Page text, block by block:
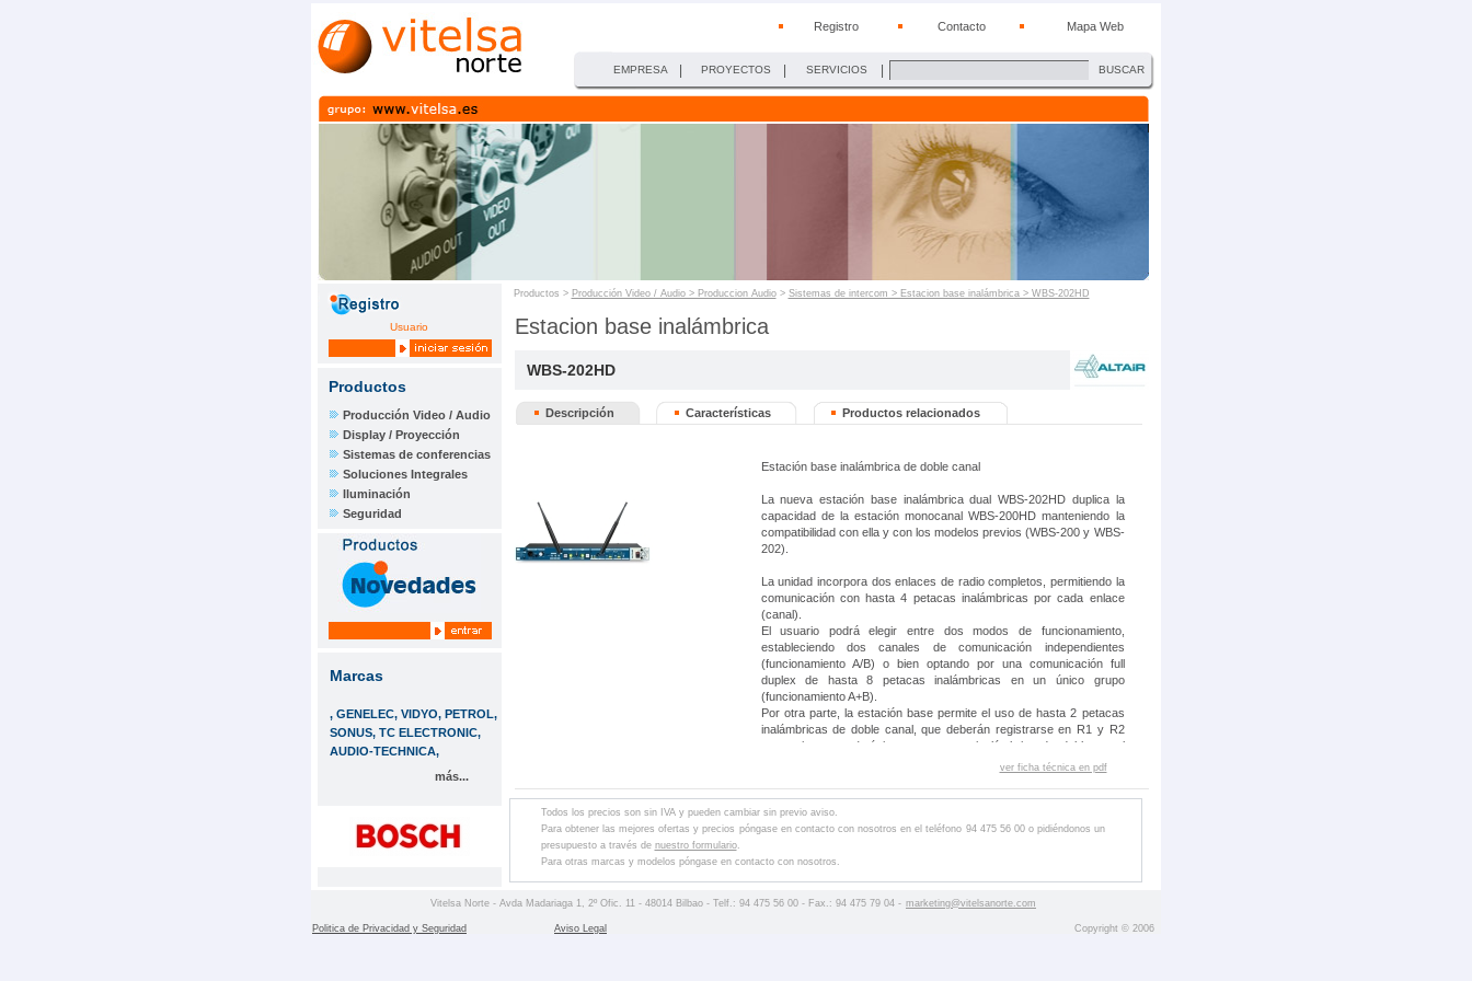
Registro Contacto Mapa Web
EMPRESA PROYECTOS SERVICIOS BUSCAR
Usuario
Productos
Producción Video / Audio
Display / Proyección
Sistemas de conferencias
Soluciones Integrales
Iluminación
Seguridad
Marcas
, GENELEC, VIDYO, PETROL,
SONUS, TC ELECTRONIC,
AUDIO-TECHNICA,
más...
Productos > Producción Video / Audio > Produccion Audio> Sistemas de intercom > Estacion base inalámbrica > WBS-202HD
Estacion base inalámbrica
WBS-202HD
Descripción Características Productos relacionados
Estación base inalámbrica de doble canal
La nueva estación base inalámbrica dual WBS-202HD duplica la
capacidad de la estación monocanal WBS-200HD manteniendo la
compatibilidad con ella y con los modelos previos (WBS-200 y WBS-
202).
La unidad incorpora dos enlaces de radio completos, permitiendo la
comunicación con hasta 4 petacas inalámbricas por cada enlace
(canal).
El usuario podrá elegir entre dos modos de funcionamiento,
estableciendo dos canales de comunicación independientes
(funcionamiento A/B) o bien optando por una comunicación full
duplex de hasta 8 petacas inalámbricas en un único grupo
(funcionamiento A+B).
Por otra parte, la estación base permite el uso de hasta 2 petacas
inalámbricas de doble canal, que deberán registrarse en R1 y R2
respectivamente (máximo una petaca inalámbrica de doble canal
posible libre de drop-outs.
Proceso de encriptación digital para garantizar la privacidad en las
La estación base se suministra con 2 antenas omnidireccionales
aumentar la cobertura.
La unidad incorpora 2 canales completos independientes de
ver ficha técnica en pdf
Todos los precios son sin IVA y pueden cambiar sin previo aviso.
Para obtener las mejores ofertas y precios póngase en contacto con nosotros en el teléfono 94 475 56 00 o pidiéndonos un
presupuesto a través de nuestro formulario.
Para otras marcas y modelos póngase en contacto con nosotros.
Vitelsa Norte - Avda Madariaga 1, 2º Ofic. 11 - 48014 Bilbao - Telf.: 94 475 56 00 - Fax.: 94 475 79 04 - marketing@vitelsanorte.com
Politica de Privacidad y Seguridad Aviso Legal Copyright © 2006